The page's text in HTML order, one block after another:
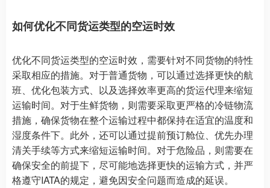
如何优化不同货运类型的空运时效
优化不同货运类型的空运时效，需要针对不同货物的特性
采取相应的措施。对于普通货物，可以通过选择更快的航
班、优化包装方式、以及选择效率更高的货运代理来缩短
运输时间。对于生鲜货物，则需要采取更严格的冷链物流
措施，确保货物在整个运输过程中都保持在适宜的温度和
湿度条件下。此外，还可以通过提前预订舱位、优先办理
清关手续等方式来缩短运输时间。对于危险品，则需要在
确保安全的前提下，尽可能地选择更快的运输方式，并严
格遵守IATA的规定，避免因安全问题而造成的延误。